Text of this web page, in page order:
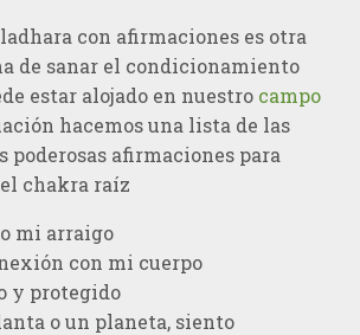
con afirmaciones es otra
de sanar el condicionamiento
estar alojado en nuestro campo
hacemos una lista de las
poderosas afirmaciones para
chakra raíz
mi arraigo
con mi cuerpo
y protegido
o un planeta, siento